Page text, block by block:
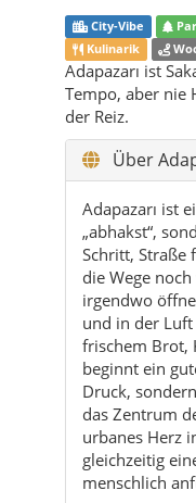
City-Vibe
Kulinarik
Adapazarı ist
Tempo, aber nie
der Reiz.
Über
Adapazarı ist
„abhakst“,
Schritt, Straße
die Wege
irgendwo
und in der Luft
frischem Brot,
beginnt ein
Druck,
das Zentrum
urbanes Herz
gleichzeitig
menschlich